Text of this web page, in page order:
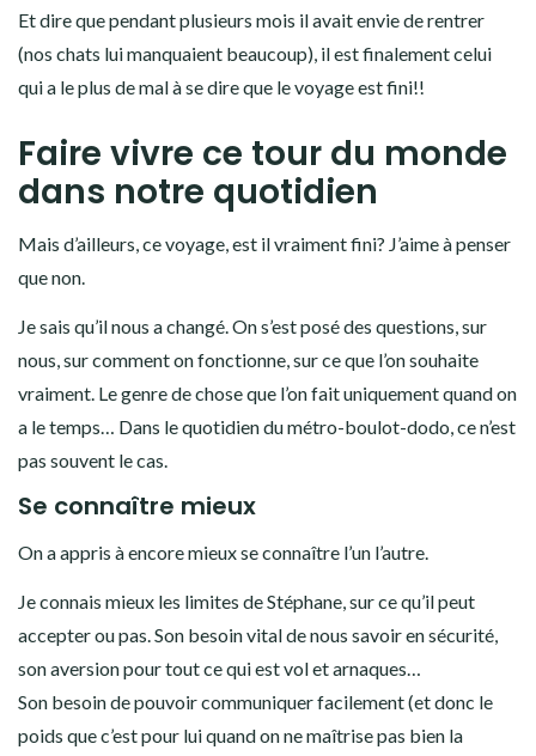
Et dire que pendant plusieurs mois il avait envie de rentrer
(nos chats lui manquaient beaucoup), il est finalement celui
qui a le plus de mal à se dire que le voyage est fini!!
Faire vivre ce tour du monde
dans notre quotidien
Mais d’ailleurs, ce voyage, est il vraiment fini? J’aime à penser
que non.
Je sais qu’il nous a changé. On s’est posé des questions, sur
nous, sur comment on fonctionne, sur ce que l’on souhaite
vraiment. Le genre de chose que l’on fait uniquement quand on
a le temps… Dans le quotidien du métro-boulot-dodo, ce n’est
pas souvent le cas.
Se connaître mieux
On a appris à encore mieux se connaître l’un l’autre.
Je connais mieux les limites de Stéphane, sur ce qu’il peut
accepter ou pas. Son besoin vital de nous savoir en sécurité,
son aversion pour tout ce qui est vol et arnaques…
Son besoin de pouvoir communiquer facilement (et donc le
poids que c’est pour lui quand on ne maîtrise pas bien la